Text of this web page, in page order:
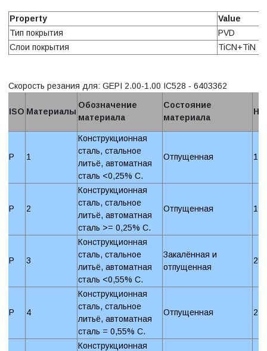
Property
Value
Тип покрытия
PVD
Слои покрытия
TiCN+TiN
Скорость резания для: GEPI 2.00-1.00 IC528 - 6403362
ISO Материалы
Обозначение
материала
Состояние
материала
P 1
Конструкционная
сталь, стальное
литьё, автоматная
сталь <0,25% C.
Отпущенная
P 2
Конструкционная
сталь, стальное
литьё, автоматная
сталь >= 0,25% C.
Отпущенная
P 3
Конструкционная
сталь, стальное
литьё, автоматная
сталь <0,55% C.
Закалённая и
отпущенная
P 4
Конструкционная
сталь, стальное
литьё, автоматная
сталь = 0,55% C.
Отпущенная
Конструкционная